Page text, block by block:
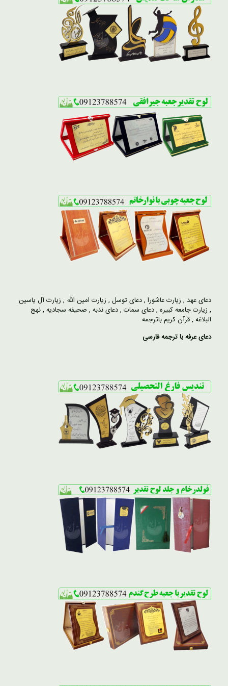
دعای عهد , زیارت عاشورا ,دعای توسل , زیارت امین الله , زیارت آل یاسین
, زیارت جامعه کبیره ,دعای سمات ,دعای ندبه , صحیفه سجادیه ,نهج
البلاغه ,قرآن کریم باترجمه
دعای عرفه با ترجمه فارسی